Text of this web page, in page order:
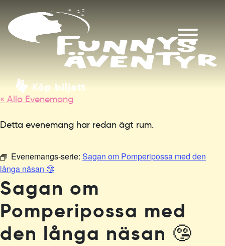
Köp biljett
« Alla Evenemang
Detta evenemang har redan ägt rum.
Evenemangs-serie: Sagan om Pomperipossa med den
långa näsan 🤥
Sagan om
Pomperipossa med
den långa näsan 🤥